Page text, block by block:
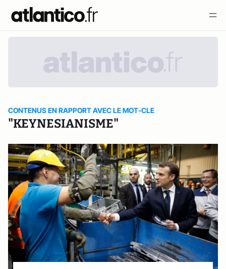
CONTENUS EN RAPPORT AVEC LE MOT-CLE
"KEYNESIANISME"